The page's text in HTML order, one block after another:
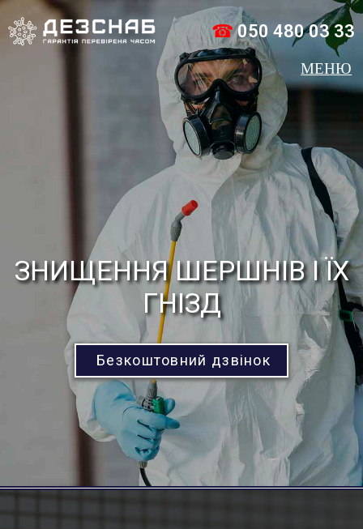
☎050 480 03 33
ЗНИЩЕННЯ ШЕРШНІВ І ЇХ
ГНІЗД
Безкоштовний дзвінок